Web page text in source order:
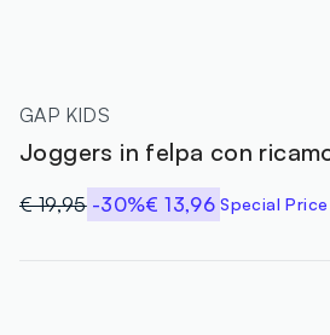
GAP KIDS
Joggers in felpa con
€ 19,95 -30%€ 13,96 Special Price